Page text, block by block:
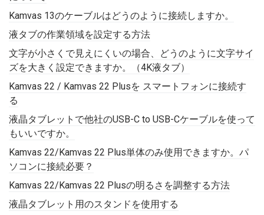
Kamvas 13のケーブルはどうのように接続しますか。
液タブの作業領域を設定する方法
文字が小さくで見えにくいの場合、どうのように文字サイ
ズを大きく設定できますか。（4K液タブ）
Kamvas 22 / Kamvas 22 Plusを スマートフォンに接続す
る
液晶タブレットで他社のUSB-C to USB-Cケーブルを使って
もいいですか。
Kamvas 22/Kamvas 22 Plus単体のみ使用できますか。パ
ソコンに接続必要？
Kamvas 22/Kamvas 22 Plusの明るさを調整する方法
液晶タブレット用のスタンドを使用する